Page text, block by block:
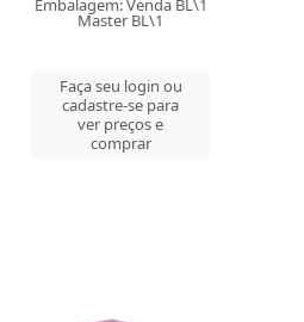
Embalagem: Venda BL\1
Master BL\1
Faça seu login ou
cadastre-se para
ver preços e
comprar